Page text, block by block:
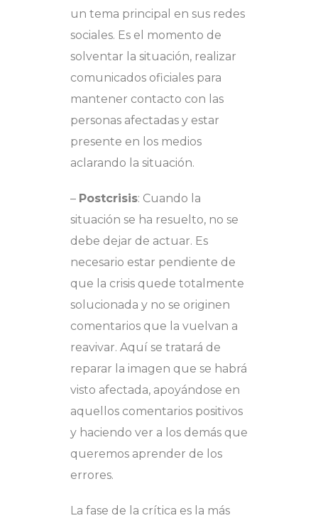
un tema principal en sus redes
sociales. Es el momento de
solventar la situación, realizar
comunicados oficiales para
mantener contacto con las
personas afectadas y estar
presente en los medios
aclarando la situación.
– Postcrisis: Cuando la
situación se ha resuelto, no se
debe dejar de actuar. Es
necesario estar pendiente de
que la crisis quede totalmente
solucionada y no se originen
comentarios que la vuelvan a
reavivar. Aquí se tratará de
reparar la imagen que se habrá
visto afectada, apoyándose en
aquellos comentarios positivos
y haciendo ver a los demás que
queremos aprender de los
errores.
La fase de la crítica es la más